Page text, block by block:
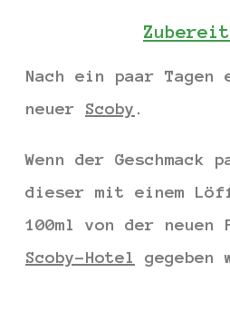
Nach ein paar
neuer Scoby .
Wenn der Geschmack
dieser mit einem
100ml von der
Scoby-Hotel
gegeben